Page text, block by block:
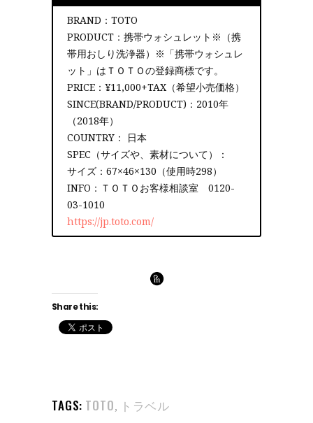
BRAND：TOTO
PRODUCT：携帯ウォシュレット※（携
帯用おしり洗浄器）※「携帯ウォシュレ
ット」はＴＯＴＯの登録商標です。
PRICE：¥11,000+TAX（希望小売価格）
SINCE(BRAND/PRODUCT)：2010年
（2018年）
COUNTRY： 日本
SPEC（サイズや、素材について）：
サイズ：67×46×130（使用時298）
INFO：ＴＯＴＯお客様相談室 0120-
03-1010
https://jp.toto.com/
Share this:
TAGS: TOTO, トラベル